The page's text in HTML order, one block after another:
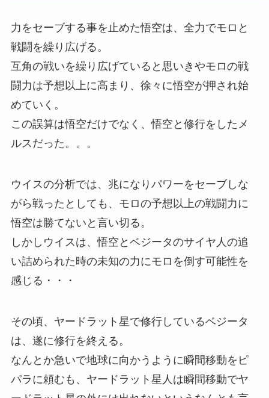
力をセーブする事を止めた悟空は、全力でモロと
戦闘を繰り広げる。
互角の戦いを繰り広げていると思いきやモロの戦
闘力は予想以上に高まり、徐々に悟空が押され始
めていく。
この誤算は悟空だけでなく、悟空と修行をしたメ
ルスだった。。。
ウイスの分析では、兆になりパワーをセーブしな
がら戦ったとしても、モロの予想以上の戦闘力に
悟空は勝てないと言い切る。
しかしウイスは、悟空とベジータのサイヤ人の追
い詰められた時の未知の力にモロを倒す可能性を
感じる・・・
その頃、ヤードラット星で修行しているベジータ
は、遂に修行を終える。
なんとか急いで地球に向かうように瞬間移動をピ
パラに頼むも、ヤードラット星人は瞬間移動でヤ